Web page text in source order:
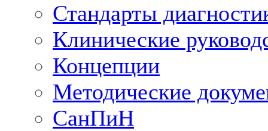
Стандарты
Клинические
Концепции
Методические
СанПиН